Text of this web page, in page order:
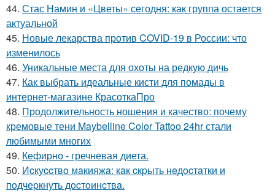
44. Стас Намин и «Цветы» сегодня: как группа остается
актуальной
45. Новые лекарства против COVID-19 в России: что
изменилось
46. Уникальные места для охоты на редкую дичь
47. Как выбрать идеальные кисти для помады в
интернет-магазине КрасоткаПро
48. Продолжительность ношения и качество: почему
кремовые тени Maybelline Color Tattoo 24hr стали
любимыми многих
49. Кефирно - гречневая диета.
50. Иcкуccтвo мaкияжa: кaк cкpыть нeдocтaтки и
пoдчepкнуть дocтoинcтвa.